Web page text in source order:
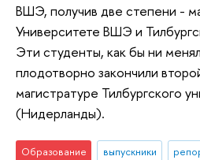
ВШЭ, получив две степени -
Университете ВШЭ и
Эти студенты, как бы ни
плодотворно закончили
магистратуре Тилбургского
(Нидерланды).
Образование выпускники